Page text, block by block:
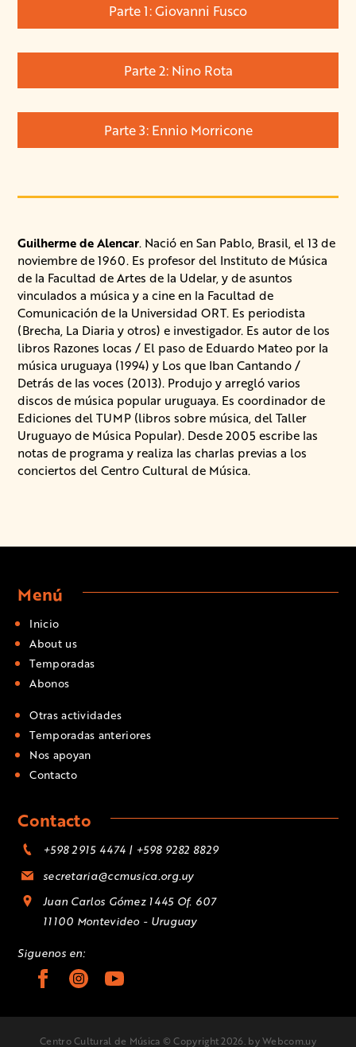
Parte 1: Giovanni Fusco
Parte 2: Nino Rota
Parte 3: Ennio Morricone
Guilherme de Alencar. Nació en San Pablo, Brasil, el 13 de
noviembre de 1960. Es profesor del Instituto de Música
de la Facultad de Artes de la Udelar, y de asuntos
vinculados a música y a cine en la Facultad de
Comunicación de la Universidad ORT. Es periodista
(Brecha, La Diaria y otros) e investigador. Es autor de los
libros Razones locas / El paso de Eduardo Mateo por la
música uruguaya (1994) y Los que Iban Cantando /
Detrás de las voces (2013). Produjo y arregló varios
discos de música popular uruguaya. Es coordinador de
Ediciones del TUMP (libros sobre música, del Taller
Uruguayo de Música Popular). Desde 2005 escribe las
notas de programa y realiza las charlas previas a los
conciertos del Centro Cultural de Música.
Menú
Inicio
About us
Temporadas
Abonos
Otras actividades
Temporadas anteriores
Nos apoyan
Contacto
Contacto
+598 2915 4474 | +598 9282 8829
secretaria@ccmusica.org.uy
Juan Carlos Gómez 1445 Of. 607
11100 Montevideo - Uruguay
Siguenos en:
Centro Cultural de Música © Copyright 2026. by Webcom.uy